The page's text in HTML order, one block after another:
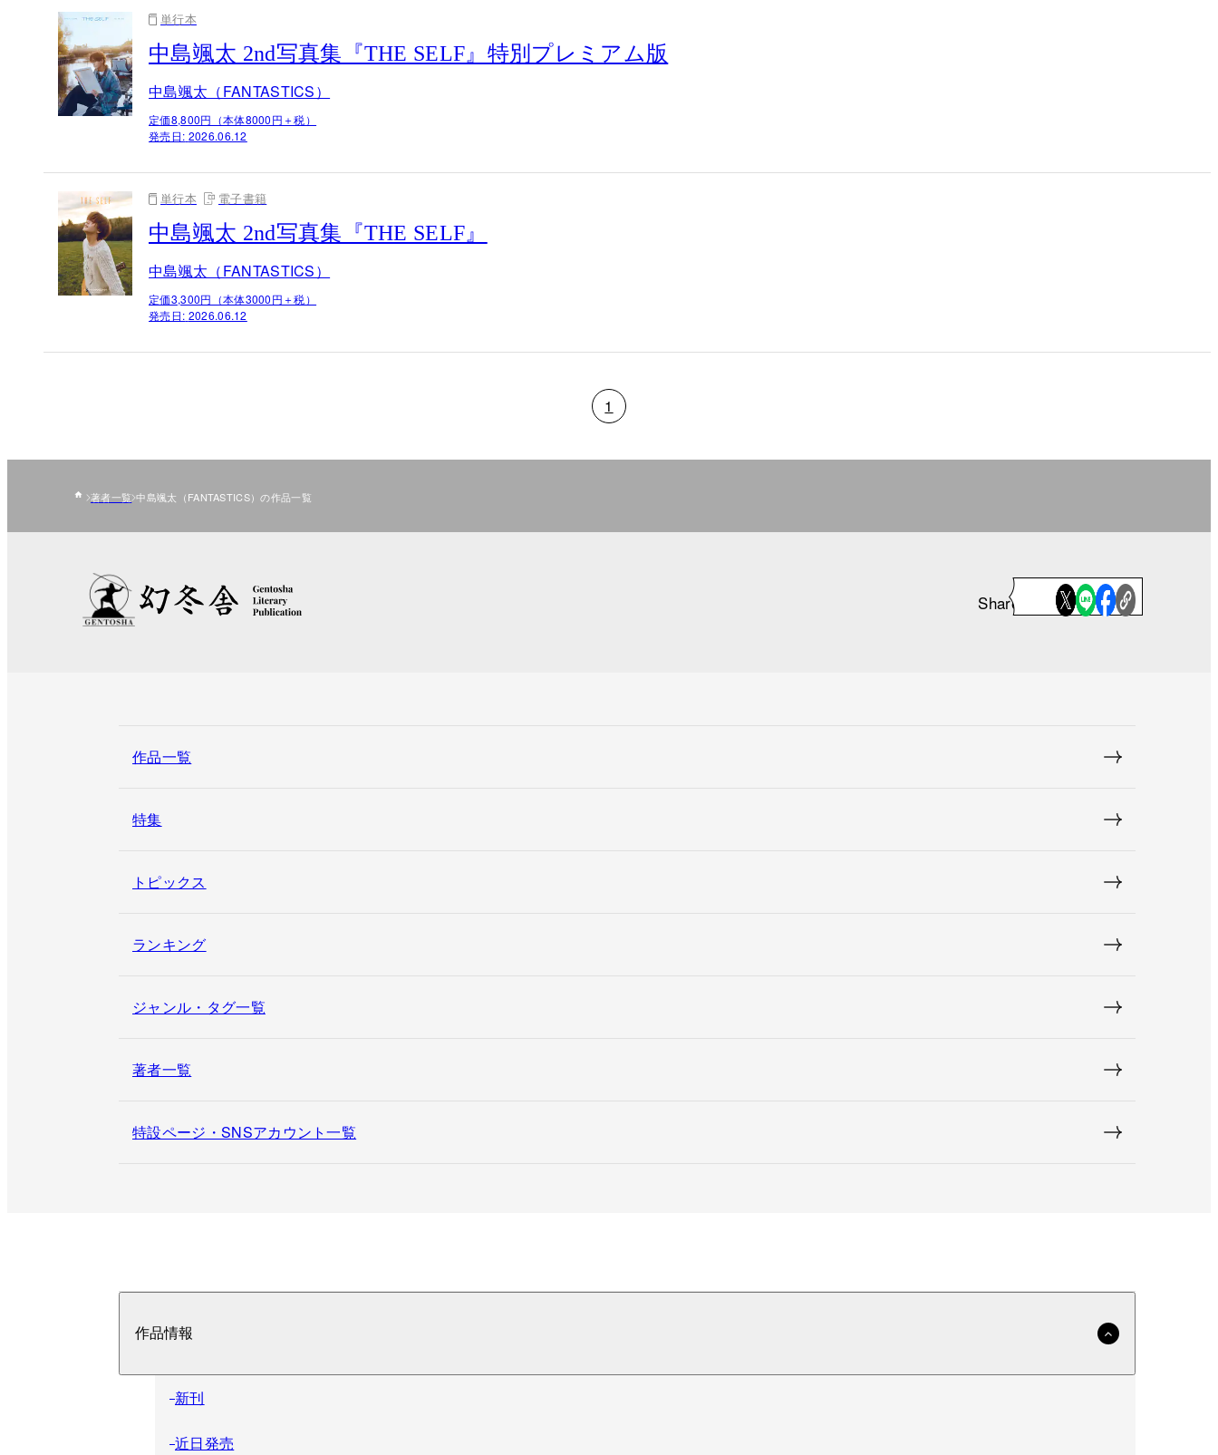
単行本
中島颯太 2nd写真集『THE SELF』特別プレミアム版
中島颯太（FANTASTICS）
定価8,800円（本体8000円＋税）
発売日: 2026.06.12
単行本 電子書籍
中島颯太 2nd写真集『THE SELF』
中島颯太（FANTASTICS）
定価3,300円（本体3000円＋税）
発売日: 2026.06.12
1
著者一覧 中島颯太（FANTASTICS）の作品一覧
Share
作品一覧
特集
トピックス
ランキング
ジャンル・タグ一覧
著者一覧
特設ページ・SNSアカウント一覧
作品情報
新刊
近日発売